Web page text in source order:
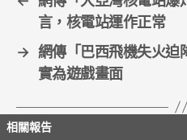
言，核電站運作正常
→ 網傳「巴西飛機失火迫
實為遊戲畫面